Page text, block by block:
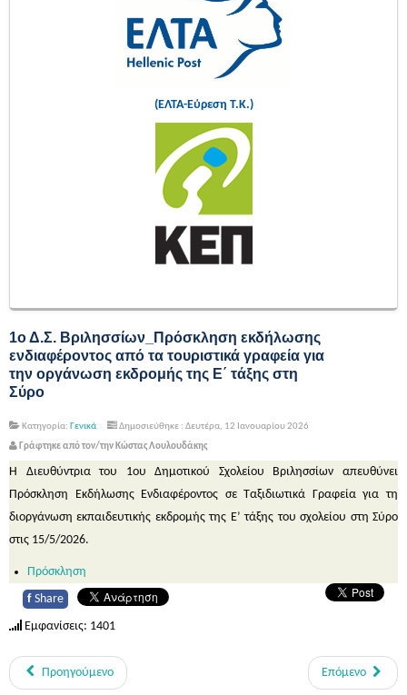
(ΕΛΤΑ-Εύρεση Τ.Κ.)
1ο Δ.Σ. Βριλησσίων_Πρόσκληση εκδήλωσης
ενδιαφέροντος από τα τουριστικά γραφεία για
την οργάνωση εκδρομής της Ε΄ τάξης στη
Σύρο
Κατηγορία: Γενικά
Δημοσιεύθηκε : Δευτέρα, 12 Ιανουαρίου 2026
Γράφτηκε από τον/την Κώστας Λουλουδάκης
Η Διευθύντρια του 1ου Δημοτικού Σχολείου Βριλησσίων απευθύνει
Πρόσκληση Εκδήλωσης Ενδιαφέροντος σε Ταξιδιωτικά Γραφεία για τη
διοργάνωση εκπαιδευτικής εκδρομής της Ε’ τάξης του σχολείου στη Σύρο
στις 15/5/2026.
Πρόσκληση
f Share
Εμφανίσεις: 1401
Προηγούμενο Επόμενο